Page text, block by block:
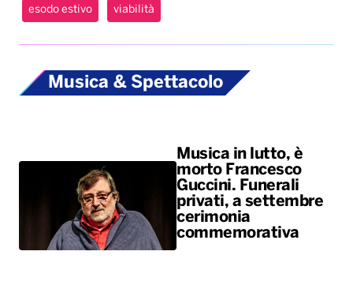
esodo estivo viabilità
Musica & Spettacolo
Musica in lutto, è
morto Francesco
Guccini. Funerali
privati, a settembre
cerimonia
commemorativa